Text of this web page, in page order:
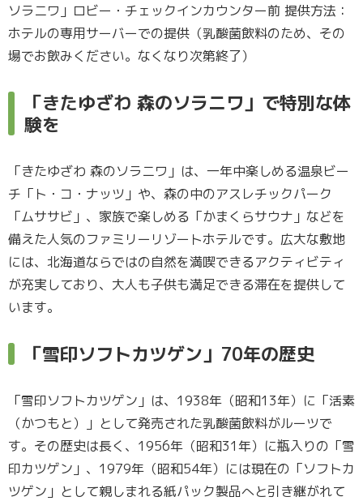
ソラニワ」ロビー・チェックインカウンター前 提供方法：
ホテルの専用サーバーでの提供（乳酸菌飲料のため、その
場でお飲みください。なくなり次第終了）
「きたゆざわ 森のソラニワ」で特別な体
験を
「きたゆざわ 森のソラニワ」は、一年中楽しめる温泉ビー
チ「ト・コ・ナッツ」や、森の中のアスレチックパーク
「ムササビ」、家族で楽しめる「かまくらサウナ」などを
備えた人気のファミリーリゾートホテルです。広大な敷地
には、北海道ならではの自然を満喫できるアクティビティ
が充実しており、大人も子供も満足できる滞在を提供して
います。
「雪印ソフトカツゲン」70年の歴史
「雪印ソフトカツゲン」は、1938年（昭和13年）に「活素
（かつもと）」として発売された乳酸菌飲料がルーツで
す。その歴史は長く、1956年（昭和31年）に瓶入りの「雪
印カツゲン」、1979年（昭和54年）には現在の「ソフトカ
ツゲン」として親しまれる紙パック製品へと引き継がれて